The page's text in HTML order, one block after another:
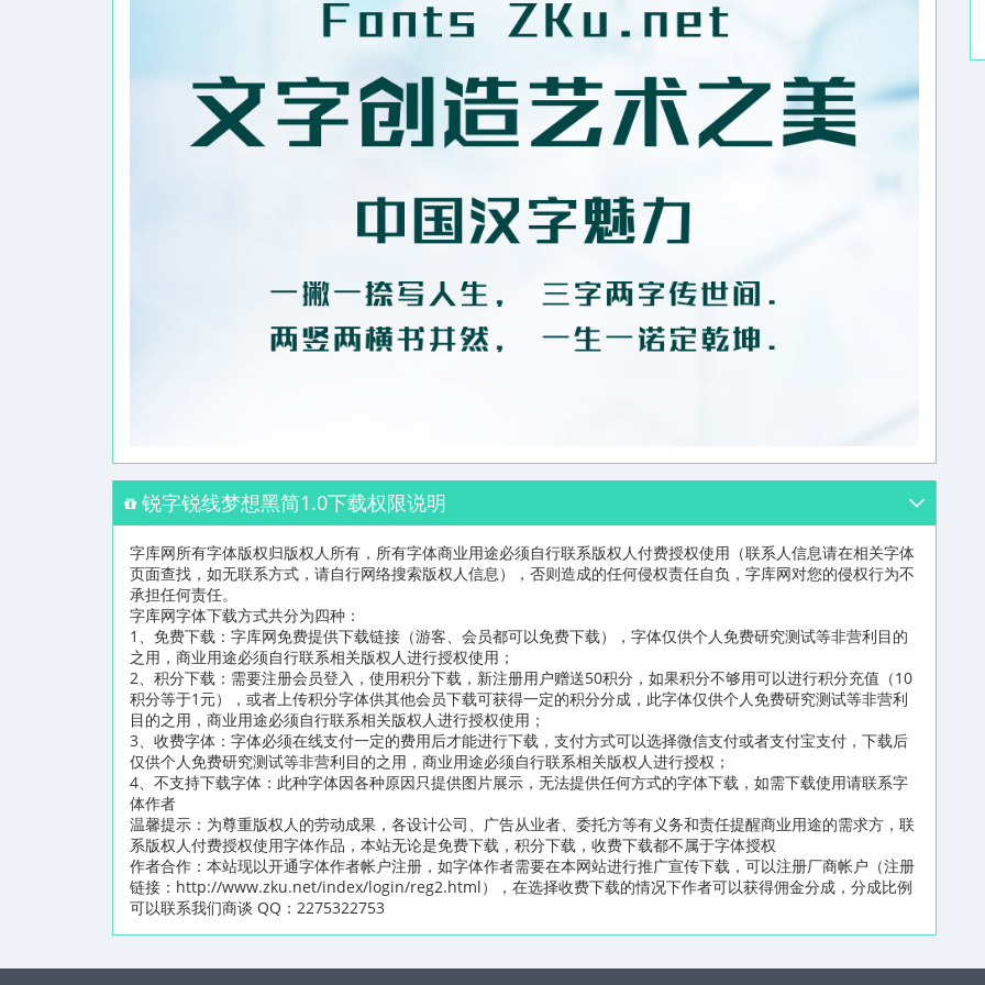
锐字锐线梦想黑简1.0下载权限说明
字库网所有字体版权归版权人所有，所有字体商业用途必须自行联系版权人付费授权使用（联系人信息请在相关字体
页面查找，如无联系方式，请自行网络搜索版权人信息），否则造成的任何侵权责任自负，字库网对您的侵权行为不
承担任何责任。
字库网字体下载方式共分为四种：
1、免费下载：字库网免费提供下载链接（游客、会员都可以免费下载），字体仅供个人免费研究测试等非营利目的
之用，商业用途必须自行联系相关版权人进行授权使用；
2、积分下载：需要注册会员登入，使用积分下载，新注册用户赠送50积分，如果积分不够用可以进行积分充值（10
积分等于1元），或者上传积分字体供其他会员下载可获得一定的积分分成，此字体仅供个人免费研究测试等非营利
目的之用，商业用途必须自行联系相关版权人进行授权使用；
3、收费字体：字体必须在线支付一定的费用后才能进行下载，支付方式可以选择微信支付或者支付宝支付，下载后
仅供个人免费研究测试等非营利目的之用，商业用途必须自行联系相关版权人进行授权；
4、不支持下载字体：此种字体因各种原因只提供图片展示，无法提供任何方式的字体下载，如需下载使用请联系字
体作者
温馨提示：为尊重版权人的劳动成果，各设计公司、广告从业者、委托方等有义务和责任提醒商业用途的需求方，联
系版权人付费授权使用字体作品，本站无论是免费下载，积分下载，收费下载都不属于字体授权
作者合作：本站现以开通字体作者帐户注册，如字体作者需要在本网站进行推广宣传下载，可以注册厂商帐户（注册
链接：http://www.zku.net/index/login/reg2.html），在选择收费下载的情况下作者可以获得佣金分成，分成比例
可以联系我们商谈 QQ：2275322753